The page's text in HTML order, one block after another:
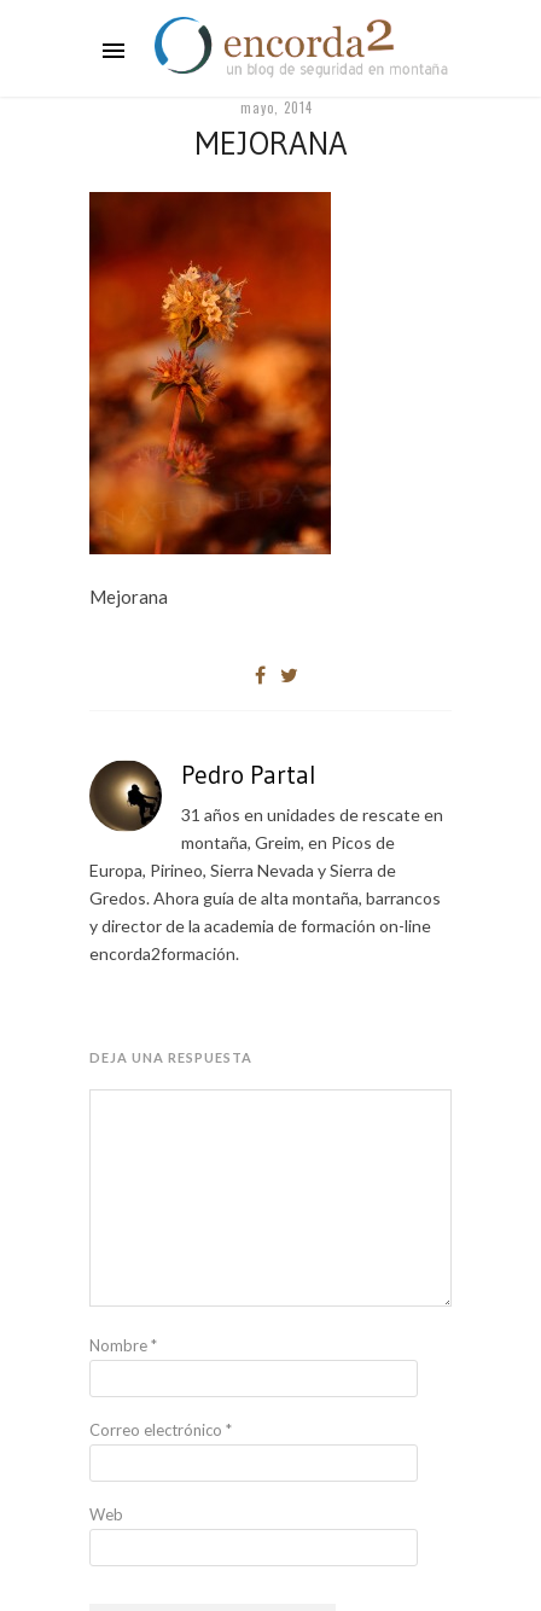
mayo, 2014
MEJORANA
Mejorana
Pedro Partal
31 años en unidades de rescate en
montaña, Greim, en Picos de
Europa, Pirineo, Sierra Nevada y Sierra de
Gredos. Ahora guía de alta montaña, barrancos
y director de la academia de formación on-line
encorda2formación.
DEJA UNA RESPUESTA
Nombre*
Correo electrónico *
Web